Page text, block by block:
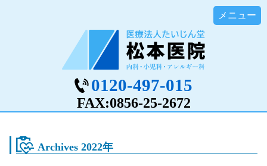
0120-497-015
FAX:0856-25-2672
Archives 2022年